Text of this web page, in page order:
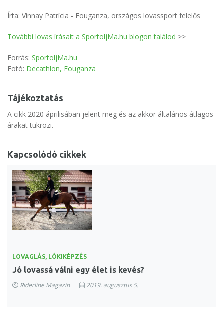
Írta: Vinnay Patrícia - Fouganza, országos lovassport felelős
További lovas írásait a SportoljMa.hu blogon találod >>
Forrás: SportoljMa.hu
Fotó: Decathlon, Fouganza
Tájékoztatás
A cikk 2020 áprilisában jelent meg és az akkor általános átlagos
árakat tükrözi.
Kapcsolódó cikkek
LOVAGLÁS, LÓKIKÉPZÉS
Jó lovassá válni egy élet is kevés?
Riderline Magazin 2019. augusztus 5.